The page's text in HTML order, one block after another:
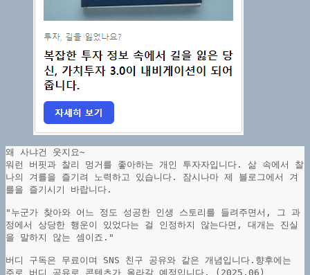
왜 사냐건 웃지요~
워런 버핏과 찰리 멍거를 좋아하는 개인 투자자입니다. 삶 속에서 찰
나의 겨를을 즐기려 노력하고 있습니다. 잠시나마 제 블로그에서 겨
를을 즐기시기 바랍니다.
"누군가 찾아와 어느 정도 성공한 인생 스토리를 들려주면서, 그 과
정에서 상당한 행운이 있었다는 걸 인정하지 않는다면, 대개는 진실
을 말하지 않는 셈이죠."
버디 구독은 무료이며 SNS 친구 공유와 같은 개념입니다.향후에는
주로 버디 공유로 콘텐츠가 올라갈 예정입니다. (2025.06)